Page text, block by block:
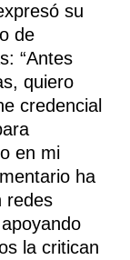
su
de
“Antes
quiero
credencial
en mi
ha
redes
la critican